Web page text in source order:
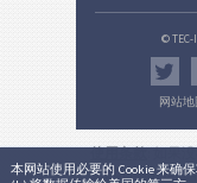
本网站使用必要的 Cookie 来确
©
网站地
使用条款: 如果
生成的输出是在